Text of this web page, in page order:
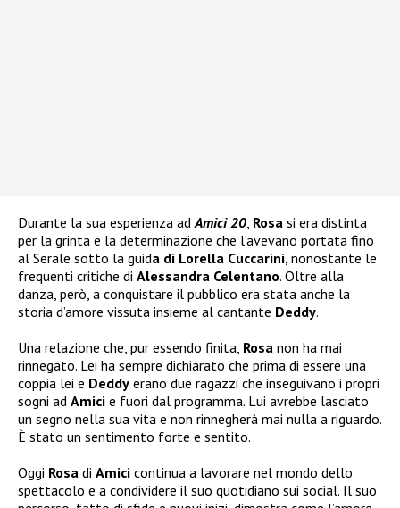
Durante la sua esperienza ad Amici 20 Rosa si era distinta
per la grinta e la determinazione che l’avevano portata fino
al Serale sotto la guida di Lorella Cuccarini, nonostante le
frequenti critiche di Alessandra Celentano. Oltre alla
danza, però, a conquistare il pubblico era stata anche la
storia d’amore vissuta insieme al cantante Deddy.
Una relazione che, pur essendo finita, Rosa non ha mai
rinnegato. Lei ha sempre dichiarato che prima di essere una
coppia lei e Deddy erano due ragazzi che inseguivano i propri
sogni ad Amici e fuori dal programma. Lui avrebbe lasciato
un segno nella sua vita e non rinnegherà mai nulla a riguardo.
È stato un sentimento forte e sentito.
Oggi Rosa di Amici continua a lavorare nel mondo dello
spettacolo e a condividere il suo quotidiano sui social. Il suo